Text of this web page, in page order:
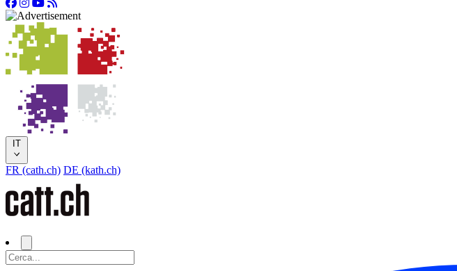
IT
FR (cath.ch) DE (kath.ch)